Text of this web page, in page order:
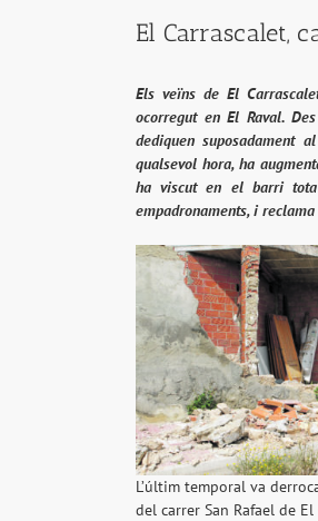
El Carrascalet,
Els veïns de El
ocorregut en El Raval.
dediquen suposadament
qualsevol hora, ha
ha viscut en el barri tota
empadronaments, i
L’últim temporal va
del carrer San Rafael de El